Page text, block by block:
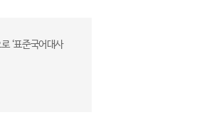
‘표준국어대사